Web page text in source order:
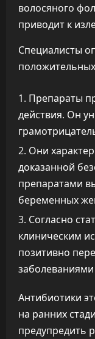
волосяного
приводит к
Специалисты
Препараты
действия. Он
Они
доказанной
препаратами
беременных
Согласно
клиническим
позитивно
Антибиотики
на ранних
предупредить